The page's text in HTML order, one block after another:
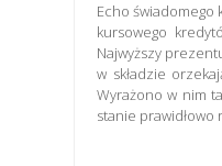
Echo świadomego
kursowego
Najwyższy
w składzie
Wyrażono w nim
stanie